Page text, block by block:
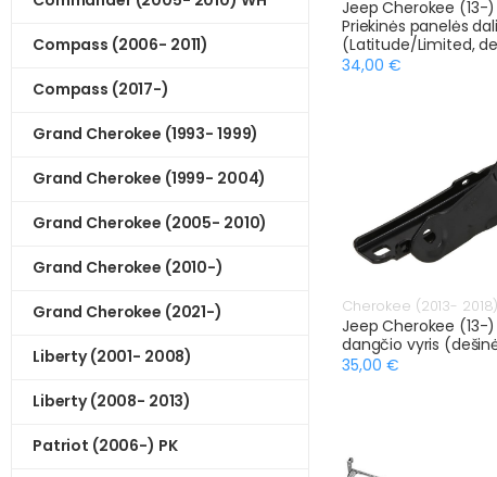
Compass (2006- 2011)
Compass (2017-)
Grand Cherokee (1993- 1999)
Grand Cherokee (1999- 2004)
Grand Cherokee (2005- 2010)
Grand Cherokee (2010-)
Grand Cherokee (2021-)
Liberty (2001- 2008)
Liberty (2008- 2013)
Patriot (2006-) PK
Jeep Cherokee (13-)
Priekinės panelės
(Latitude/Limited,
34,00 €
Cherokee (2013- 2018)
Jeep Cherokee (13-)
dangčio vyris
35,00 €